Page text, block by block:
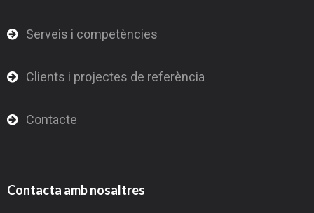
Serveis i competències
Clients i projectes de referència
Contacte
Contacta amb nosaltres